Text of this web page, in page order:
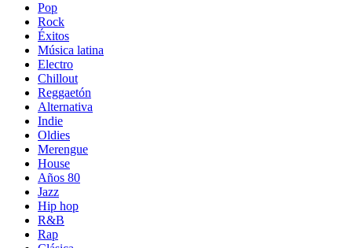
Pop
Rock
Éxitos
Música latina
Electro
Chillout
Reggaetón
Alternativa
Indie
Oldies
Merengue
House
Años 80
Jazz
Hip hop
R&B
Rap